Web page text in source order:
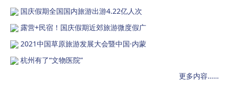
国庆假期全国国内旅游出游4.22亿人次
露营+民宿！国庆假期近郊旅游微度假广
2021中国草原旅游发展大会暨中国·内蒙
杭州有了“文物医院”
更多内容……